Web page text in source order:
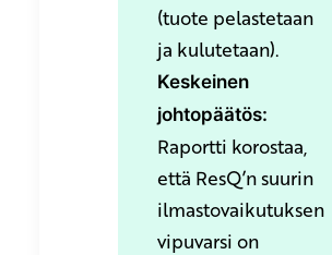
(tuote pelastetaan
ja kulutetaan).
Keskeinen
johtopäätös:
Raportti korostaa,
että ResQ’n suurin
ilmastovaikutuksen
vipuvarsi on